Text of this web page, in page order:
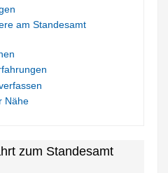
am Standesamt
Nähe
zum Standesamt